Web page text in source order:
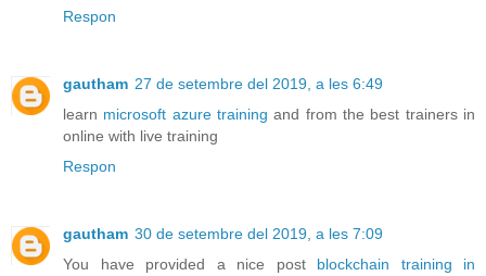
Respon
gautham 27 de setembre del 2019, a les 6:49
learn microsoft azure training and from the best trainers in
online with live training
Respon
gautham 30 de setembre del 2019, a les 7:09
You have provided a nice post blockchain training in